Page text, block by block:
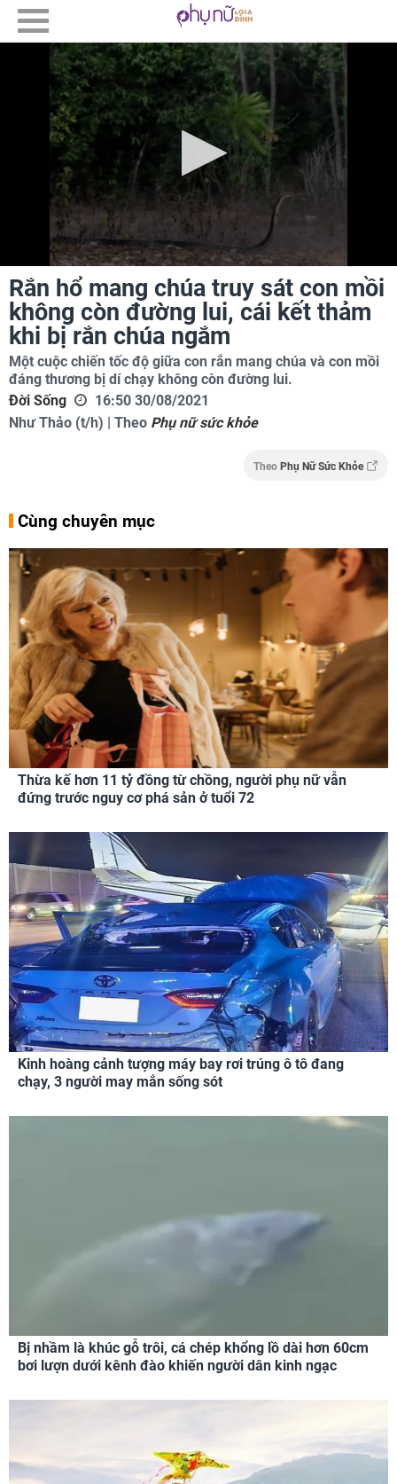
Rắn hổ mang chúa truy sát con mồi
không còn đường lui, cái kết thảm
khi bị rắn chúa ngắm
Một cuộc chiến tốc độ giữa con rắn mang chúa và con mồi
đáng thương bị dí chạy không còn đường lui.
Đời Sống
16:50 30/08/2021
Như Thảo (t/h) | Theo Phụ nữ sức khỏe
Theo Phụ Nữ Sức Khỏe
Cùng chuyên mục
Thừa kế hơn 11 tỷ đồng từ chồng, người phụ nữ vẫn
đứng trước nguy cơ phá sản ở tuổi 72
Kinh hoàng cảnh tượng máy bay rơi trúng ô tô đang
chạy, 3 người may mắn sống sót
Bị nhầm là khúc gỗ trôi, cá chép khổng lồ dài hơn 60cm
bơi lượn dưới kênh đào khiến người dân kinh ngạc